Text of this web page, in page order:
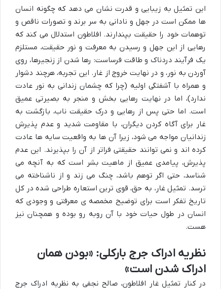
این تمثیل به زیبایی و قدرت نشان می دهد که چگونه انسان
ها ممکن است در جهل و نادانی به سر برند و تصورات ناقص و
توهمات خود را حقیقت بپندارند. افلاطون استدلال می کند که
رهایی از این جهل و رسیدن به معرفت و نور حقیقت، مستلزم
یک فرآیند دردناک و طاقت فرساست: رها شدن از زنجیرها، روی
آوردن به نور، و در نهایت خروج از غار. این تجربه، هرچند دشوار
و همراه با آشفتگی اولیه (چرا که چشمان زندانی به نور عادت
ندارد)، اما در نهایت رهایی بخش و منجر به بصیرتی عمیق
است. اما حتی پس از رهایی و درک حقیقت ناب، بازگشت به
غار برای آگاه کردن دیگران، با مقاومت شدید و عدم پذیرش
زندانیان مواجه می شود، زیرا آن ها به واقعیت سایه ها عادت
کرده اند و نمی توانند حقیقتی فراتر از آن را بپذیرند. این عدم
پذیرش، پیامدی عمیق از ماهیت بشر است که به آنچه می
شناسد، حتی اگر توهم باشد، چنگ می زند و از ناشناخته می
ترسد. تمثیل غار، به حق، قوی ترین استعاره طراحی شده در کل
تاریخ تفکر است برای توضیح مخمصه ی معرفتی و وجودی که
انسان در طول حیات خود با آن روبه رو بوده و همچنان نیز
هست.
نظریه ادراک جرج بارکلی: «بودن همان
ادراک شدن است»
در کنار تمثیل غار افلاطون، صالح نجفی به نظریه ادراک جرج